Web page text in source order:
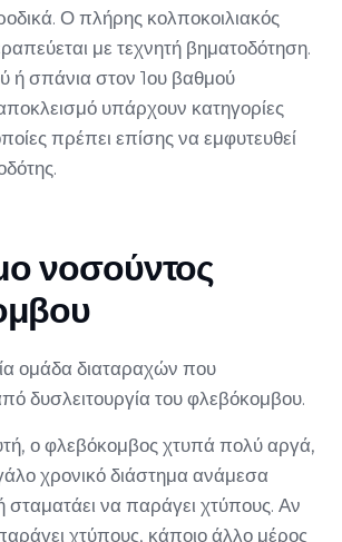
Ο πλήρης κολποκοιλιακός
με τεχνητή βηματοδότηση.
ή σπάνια στον 1ου βαθμού
υπάρχουν κατηγορίες
πρέπει επίσης να εμφυτευθεί
νοσούντος
ομάδα διαταραχών που
δυσλειτουργία του φλεβόκομβου.
ο φλεβόκομβος χτυπά πολύ αργά,
χρονικό διάστημα ανάμεσα
σταματάει να παράγει χτύπους. Αν
χτύπους, κάποιο άλλο μέρος